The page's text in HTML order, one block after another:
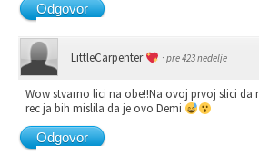
Odgovor
LittleCarpenter · pre 423 nedelje
Wow stvarno lici na obe!!Na ovoj prvoj slici da
rec ja bih mislila da je ovo Demi
Odgovor